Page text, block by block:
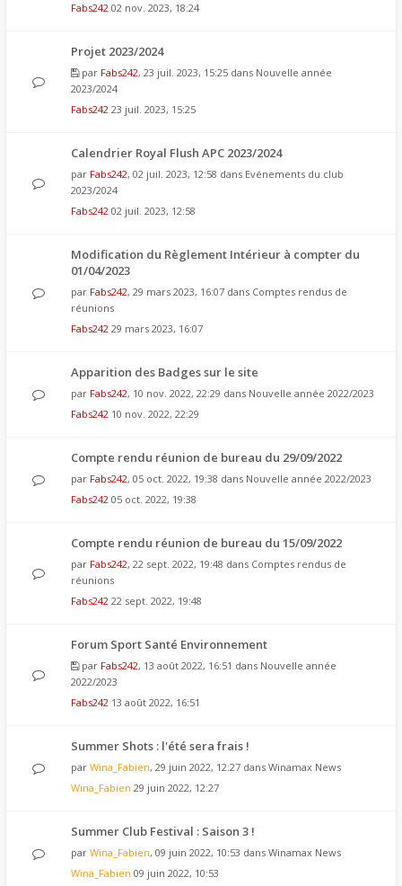
Fabs242 02 nov. 2023, 18:24
Projet 2023/2024
par Fabs242, 23 juil. 2023, 15:25 dans Nouvelle année
2023/2024
Fabs242 23 juil. 2023, 15:25
Calendrier Royal Flush APC 2023/2024
par Fabs242, 02 juil. 2023, 12:58 dans Evénements du club
2023/2024
Fabs242 02 juil. 2023, 12:58
Modification du Règlement Intérieur à compter du
01/04/2023
par Fabs242, 29 mars 2023, 16:07 dans Comptes rendus de
réunions
Fabs242 29 mars 2023, 16:07
Apparition des Badges sur le site
par Fabs242, 10 nov. 2022, 22:29 dans Nouvelle année 2022/2023
Fabs242 10 nov. 2022, 22:29
Compte rendu réunion de bureau du 29/09/2022
par Fabs242, 05 oct. 2022, 19:38 dans Nouvelle année 2022/2023
Fabs242 05 oct. 2022, 19:38
Compte rendu réunion de bureau du 15/09/2022
par Fabs242, 22 sept. 2022, 19:48 dans Comptes rendus de
réunions
Fabs242 22 sept. 2022, 19:48
Forum Sport Santé Environnement
par Fabs242, 13 août 2022, 16:51 dans Nouvelle année
2022/2023
Fabs242 13 août 2022, 16:51
Summer Shots : l'été sera frais !
par Wina_Fabien, 29 juin 2022, 12:27 dans Winamax News
Wina_Fabien 29 juin 2022, 12:27
Summer Club Festival : Saison 3 !
par Wina_Fabien, 09 juin 2022, 10:53 dans Winamax News
Wina_Fabien 09 juin 2022, 10:53